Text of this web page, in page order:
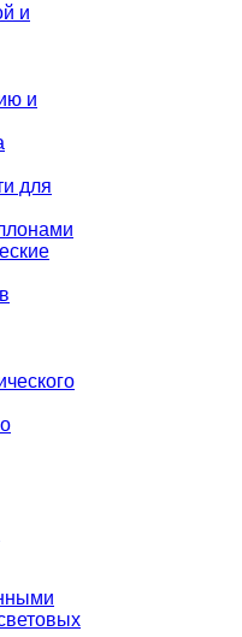
и
и
для